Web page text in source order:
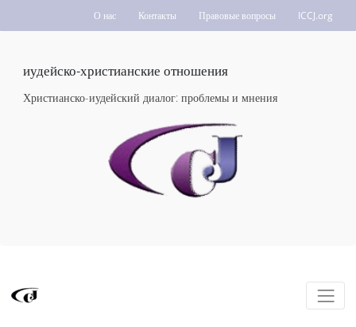
О нас Контакты Правовые вопросы ICCJ.org
иудейско-христианские отношения
Христианско-иудейский диалог: проблемы и мнения